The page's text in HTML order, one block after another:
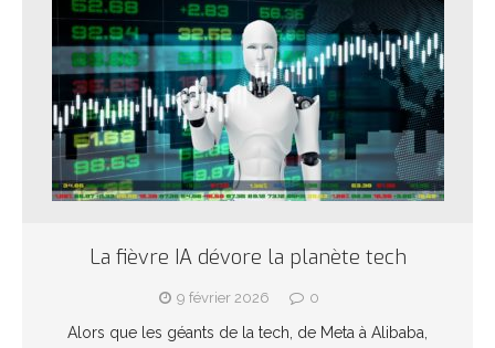
La fièvre IA dévore la planète tech
9 février 2026 0
Alors que les géants de la tech, de Meta à Alibaba,